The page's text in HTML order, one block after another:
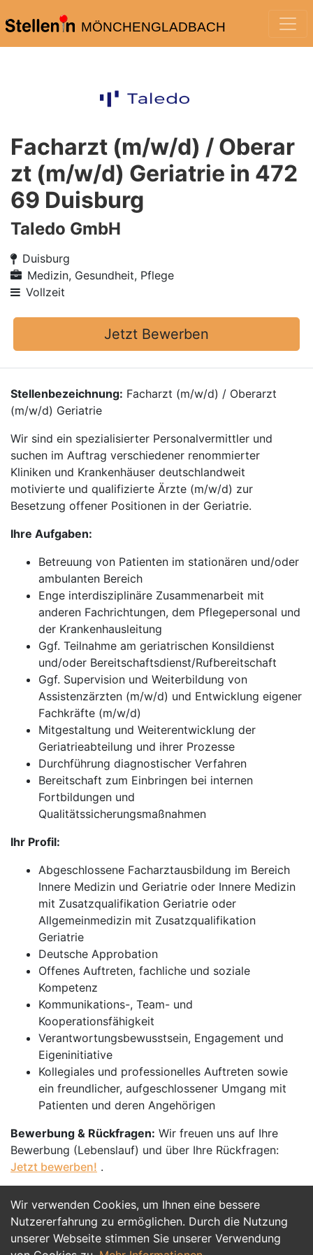
MÖNCHENGLADBACH
Wir verwenden Cookies, um Ihnen eine bessere
Nutzererfahrung zu ermöglichen. Durch die Nutzung
unserer Webseite stimmen Sie unserer Verwendung
Facharzt (m/w/d) / Oberar
zt (m/w/d) Geriatrie in 472
69 Duisburg
Taledo GmbH
Duisburg
Medizin, Gesundheit, Pflege
Vollzeit
Jetzt Bewerben
Stellenbezeichnung: Facharzt (m/w/d) / Oberarzt
(m/w/d) Geriatrie
Wir sind ein spezialisierter Personalvermittler und
suchen im Auftrag verschiedener renommierter
Kliniken und Krankenhäuser deutschlandweit
motivierte und qualifizierte Ärzte (m/w/d) zur
Besetzung offener Positionen in der Geriatrie.
Ihre Aufgaben:
Betreuung von Patienten im stationären und/oder
ambulanten Bereich
Enge interdisziplinäre Zusammenarbeit mit
anderen Fachrichtungen, dem Pflegepersonal und
der Krankenhausleitung
Ggf. Teilnahme am geriatrischen Konsildienst
und/oder Bereitschaftsdienst/Rufbereitschaft
Ggf. Supervision und Weiterbildung von
Assistenzärzten (m/w/d) und Entwicklung eigener
Fachkräfte (m/w/d)
Mitgestaltung und Weiterentwicklung der
Geriatrieabteilung und ihrer Prozesse
Durchführung diagnostischer Verfahren
Bereitschaft zum Einbringen bei internen
Fortbildungen und
Qualitätssicherungsmaßnahmen
Ihr Profil:
Abgeschlossene Facharztausbildung im Bereich
Innere Medizin und Geriatrie oder Innere Medizin
mit Zusatzqualifikation Geriatrie oder
Allgemeinmedizin mit Zusatzqualifikation
Geriatrie
Deutsche Approbation
Offenes Auftreten, fachliche und soziale
Kompetenz
Kommunikations-, Team- und
Kooperationsfähigkeit
Verantwortungsbewusstsein, Engagement und
Eigeninitiative
Kollegiales und professionelles Auftreten sowie
ein freundlicher, aufgeschlossener Umgang mit
Patienten und deren Angehörigen
Bewerbung & Rückfragen: Wir freuen uns auf Ihre
Bewerbung (Lebenslauf) und über Ihre Rückfragen:
Jetzt bewerben! .
Jetzt Bewerben